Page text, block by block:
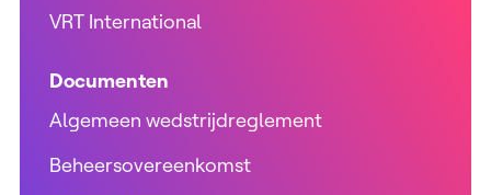
VRT International
Documenten
Algemeen wedstrijdreglement
Beheersovereenkomst